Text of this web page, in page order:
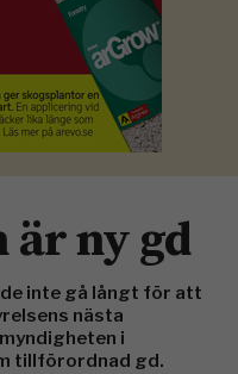
är ny gd
inte gå långt för att
nästa
i
tillförordnad gd.